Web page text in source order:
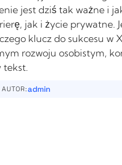
jest dziś tak ważne i
jak i życie prywatne.
klucz do sukcesu w
rozwoju osobistym,
tekst.
AUTOR:admin